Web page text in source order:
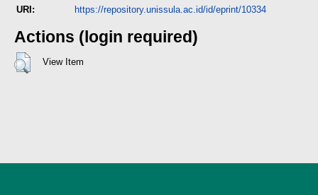
URI: https://repository.unissula.ac.id/id/eprint/10334
Actions (login required)
View Item